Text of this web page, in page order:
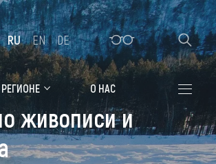
Алтайская зимовка
Где остановиться
О НАС
RU EN DE
живописи и